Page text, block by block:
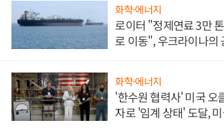
화학·에너지
로이터 "정제연료 3만
로 이동", 우크라이나의
화학·에너지
'한수원 협력사' 미국 오
자로 '임계 상태' 도달,